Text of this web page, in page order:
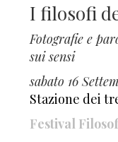
I filosofi
Fotografie e
sui sensi
sabato 16
Stazione dei
Festival